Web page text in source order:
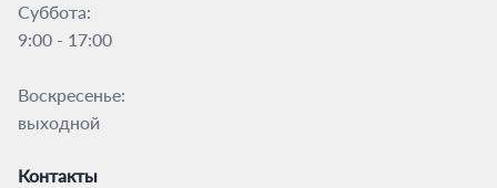
Суббота:
9:00 - 17:00
Воскресенье:
выходной
Контакты